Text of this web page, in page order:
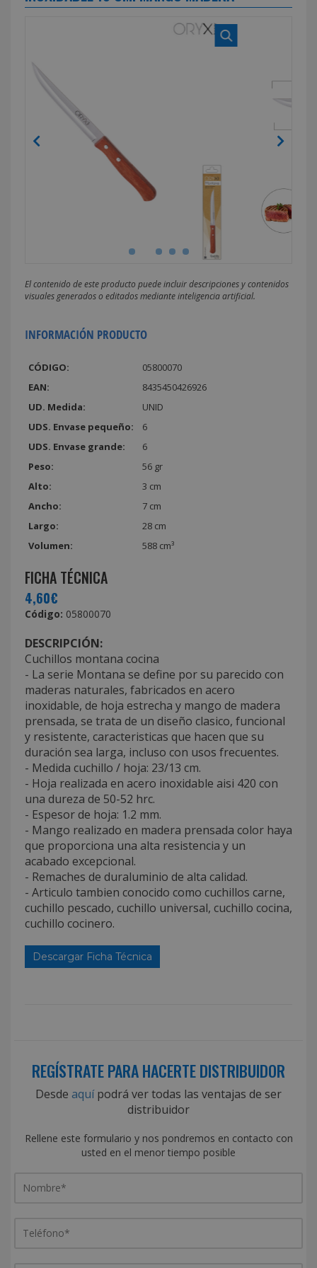
El contenido de este producto puede incluir descripciones y contenidos
visuales generados o editados mediante inteligencia artificial.
INFORMACIÓN PRODUCTO
CÓDIGO:
05800070
EAN:
8435450426926
UD. Medida:
UNID
UDS. Envase pequeño:
6
UDS. Envase grande:
6
Peso:
56 gr
Alto:
3 cm
Ancho:
7 cm
Largo:
28 cm
Volumen:
588 cm³
FICHA TÉCNICA
4,60€
Código: 05800070
DESCRIPCIÓN:
Cuchillos montana cocina
- La serie Montana se define por su parecido con
maderas naturales, fabricados en acero
inoxidable, de hoja estrecha y mango de madera
prensada, se trata de un diseño clasico, funcional
y resistente, caracteristicas que hacen que su
duración sea larga, incluso con usos frecuentes.
- Medida cuchillo / hoja: 23/13 cm.
- Hoja realizada en acero inoxidable aisi 420 con
una dureza de 50-52 hrc.
- Espesor de hoja: 1.2 mm.
- Mango realizado en madera prensada color haya
que proporciona una alta resistencia y un
acabado excepcional.
- Remaches de duraluminio de alta calidad.
- Articulo tambien conocido como cuchillos carne,
cuchillo pescado, cuchillo universal, cuchillo cocina,
cuchillo cocinero.
Descargar Ficha Técnica
REGÍSTRATE PARA HACERTE DISTRIBUIDOR
Desde aquípodrá ver todas las ventajas de ser
distribuidor
Rellene este formulario y nos pondremos en contacto con
usted en el menor tiempo posible